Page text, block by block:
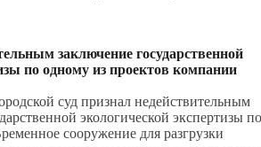
заключение государственной
по одному из проектов компании
суд признал недействительным
экологической экспертизы по
сооружение для разгрузки